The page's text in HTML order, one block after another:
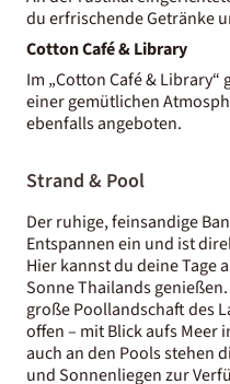
du erfrischende Getränke
Cotton Café & Library
Im „Cotton Café &
einer gemütlichen
ebenfalls angeboten.
Strand & Pool
Der ruhige, feinsandige
Entspannen ein und ist
Hier kannst du deine Tage
Sonne Thailands
große Poollandschaft des
offen – mit Blick aufs Meer
auch an den Pools stehen
und Sonnenliegen zur